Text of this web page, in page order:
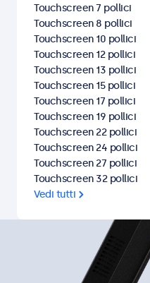
Touchscreen 7 pollici
Touchscreen 8 pollici
Touchscreen 10 pollici
Touchscreen 12 pollici
Touchscreen 13 pollici
Touchscreen 15 pollici
Touchscreen 17 pollici
Touchscreen 19 pollici
Touchscreen 22 pollici
Touchscreen 24 pollici
Touchscreen 27 pollici
Touchscreen 32 pollici
Vedi tutti